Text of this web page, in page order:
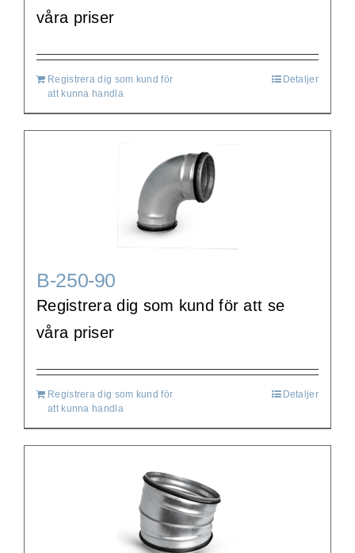
våra priser
Registrera dig som kund för
att kunna handla
Detaljer
B-250-90
Registrera dig som kund för att se
våra priser
Registrera dig som kund för
att kunna handla
Detaljer